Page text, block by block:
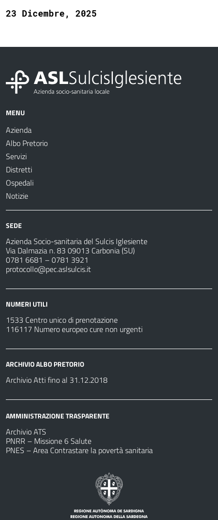
23 Dicembre, 2025
MENU
Azienda
Albo Pretorio
Servizi
Distretti
Ospedali
Notizie
SEDE
Azienda Socio-sanitaria del Sulcis Iglesiente
Via Dalmazia n. 83 09013 Carbonia (SU)
0781 6681 – 0781 3921
protocollo@pec.aslsulcis.it
NUMERI UTILI
1533 Centro unico di prenotazione
116117 Numero europeo cure non urgenti
ARCHIVIO ALBO PRETORIO
Archivio Atti fino al 31.12.2018
AMMINISTRAZIONE TRASPARENTE
Archivio ATS
PNRR – Missione 6 Salute
PNES – Area Contrastare la povertà sanitaria